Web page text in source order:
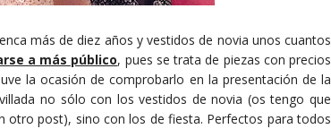
más de diez años y vestidos de novia unos cuantos
a más público, pues se trata de piezas con precios
la ocasión de comprobarlo en la presentación de la
no sólo con los vestidos de novia (os tengo que
otro post), sino con los de fiesta. Perfectos para todos